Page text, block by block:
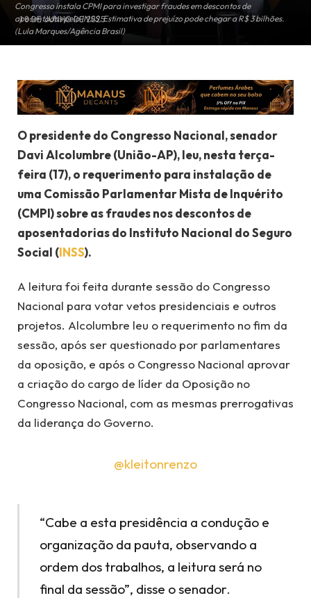
Congresso instala CPMI para investigar fraudes em descontos de
aposentados pelo INSS. Estimativa de prejuízo pode chegar a R$ 3 bilhões.
(Lula Marques/Agência Brasil)
18 DE JUNHO DE 2025
O presidente do Congresso Nacional, senador
Davi Alcolumbre (União-AP), leu, nesta terça-
feira (17), o requerimento para instalação de
uma Comissão Parlamentar Mista de Inquérito
(CMPI) sobre as fraudes nos descontos de
aposentadorias do Instituto Nacional do Seguro
Social (INSS).
A leitura foi feita durante sessão do Congresso
Nacional para votar vetos presidenciais e outros
projetos. Alcolumbre leu o requerimento no fim da
sessão, após ser questionado por parlamentares
da oposição, e após o Congresso Nacional aprovar
a criação do cargo de líder da Oposição no
Congresso Nacional, com as mesmas prerrogativas
da liderança do Governo.
@kleitonrenzo
“Cabe a esta presidência a condução e
organização da pauta, observando a
ordem dos trabalhos, a leitura será no
final da sessão”, disse o senador.